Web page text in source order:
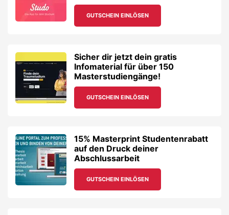
GUTSCHEIN EINLÖSEN
Sicher dir jetzt dein gratis
Infomaterial für über 150
Masterstudiengänge!
GUTSCHEIN EINLÖSEN
15% Masterprint Studentenrabatt
auf den Druck deiner
Abschlussarbeit
GUTSCHEIN EINLÖSEN